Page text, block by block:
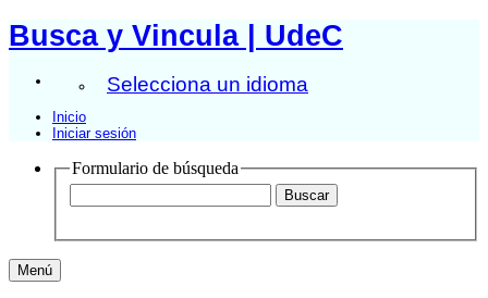
Busca y Vincula | UdeC
Selecciona un idioma
Inicio
Iniciar sesión
Formulario de búsqueda
Menú